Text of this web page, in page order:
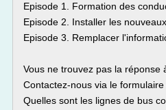
Episode 1. Formation des
Episode 2. Installer les
Episode 3. Remplacer
Vous ne trouvez pas la réponse
Contactez-nous via le formulaire
Quelles sont les lignes de bus